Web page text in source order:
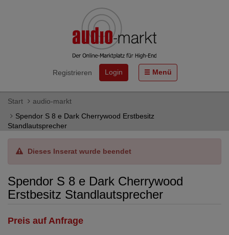
Registrieren Login Menü
Start
audio-markt
Spendor S 8 e Dark Cherrywood Erstbesitz
Standlautsprecher
Dieses Inserat wurde beendet
Spendor S 8 e Dark Cherrywood
Erstbesitz Standlautsprecher
Preis auf Anfrage